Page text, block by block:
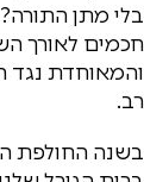
בלי מתן
חכמים לאורך
והמאוחדת נגד
רב.
בשנה החולפת